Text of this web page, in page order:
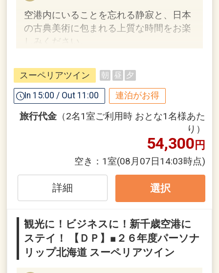
空港内にいることを忘れる静寂と、日本
の古典美術に包まれる上質な時間をお楽
しみください。
【連泊するとお得】連泊割引がございま
す
連泊の場合、
２泊目より１泊につきおひとり様１，０
００円引
※割引適用後のご旅行代金は、カレンダ
ーからお進みいただいた後表示される
「空室照会結果確認画面」でご確認くだ
※宿泊期間中すべての日において人数・
一であることが割引適用の条件となりま
す。
スーペリアツイン 朝 昼 夕
In 15:00 / Out 11:00 連泊がお得
旅行代金 （2名1室ご利用時 おとな1名様あた
り）
54,300円
空き： 1室(08月07日14:03時点)
詳細 選択
観光に！ビジネスに！新千歳空港に
ステイ！ 【ＤＰ】■２６年度パーソナ
リップ北海道 スーペリアツイン